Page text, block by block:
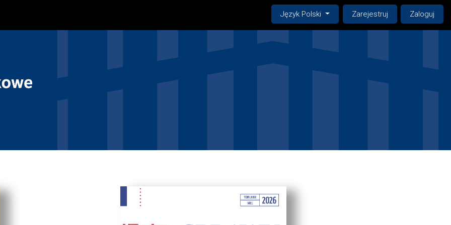
Change the language. The current language is:
Język Polski Zarejestruj Zaloguj